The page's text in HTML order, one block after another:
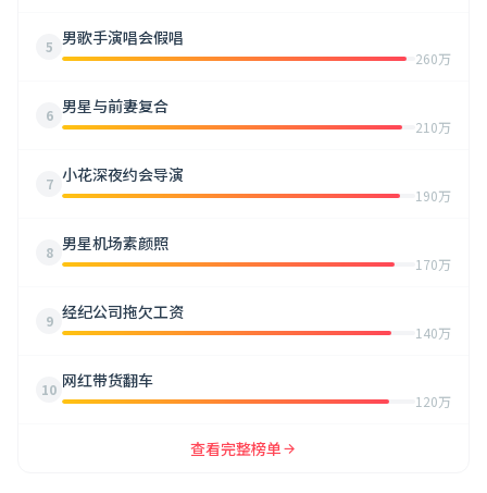
5 男歌手演唱会假唱
260万
6 男星与前妻复合
210万
7 小花深夜约会导演
190万
8 男星机场素颜照
170万
9 经纪公司拖欠工资
140万
10 网红带货翻车
120万
查看完整榜单